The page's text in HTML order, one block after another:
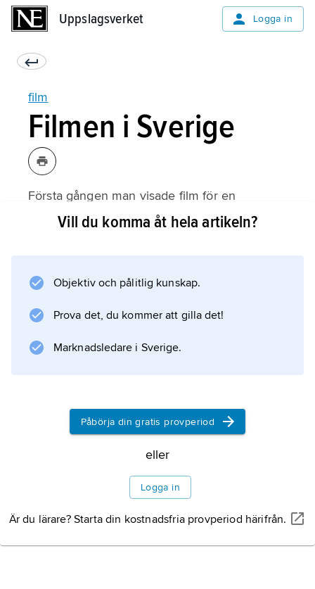
Uppslagsverket Logga in
film
Filmen i Sverige
Första gången man visade film för en
betalande publik i Sverige var sommaren
arbetade regissörerna
Victor Sjöström
Mauritz Stiller
Information om artikeln
Vill du komma åt hela artikeln?
Objektiv och pålitlig kunskap.
Prova det, du kommer att gilla det!
Marknadsledare i Sverige.
Påbörja din gratis provperiod
eller
Logga in
Är du lärare? Starta din kostnadsfria provperiod härifrån.